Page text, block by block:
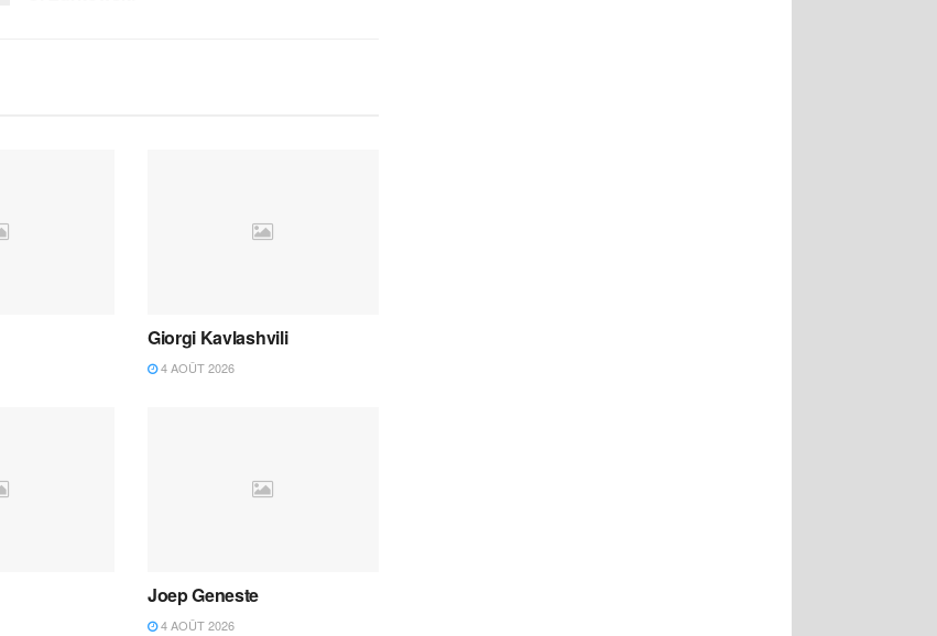
Giorgi Kavlashvili
4 AOÛT 2026
Joep Geneste
4 AOÛT 2026